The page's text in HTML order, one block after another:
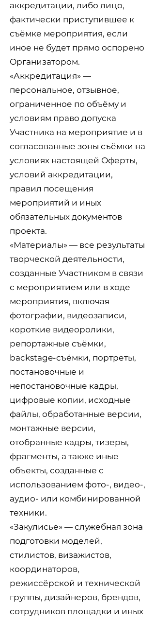
аккредитации, либо лицо,
фактически приступившее к
съёмке мероприятия, если
иное не будет прямо оспорено
Организатором.
«Аккредитация» —
персональное, отзывное,
ограниченное по объёму и
условиям право допуска
Участника на мероприятие и в
согласованные зоны съёмки на
условиях настоящей Оферты,
условий аккредитации,
правил посещения
мероприятий и иных
обязательных документов
проекта.
«Материалы» — все результаты
творческой деятельности,
созданные Участником в связи
с мероприятием или в ходе
мероприятия, включая
фотографии, видеозаписи,
короткие видеоролики,
репортажные съёмки,
backstage-съёмки, портреты,
постановочные и
непостановочные кадры,
цифровые копии, исходные
файлы, обработанные версии,
монтажные версии,
отобранные кадры, тизеры,
фрагменты, а также иные
объекты, созданные с
использованием фото-, видео-,
аудио- или комбинированной
техники.
«Закулисье» — служебная зона
подготовки моделей,
стилистов, визажистов,
координаторов,
режиссёрской и технической
группы, дизайнеров, брендов,
сотрудников площадки и иных